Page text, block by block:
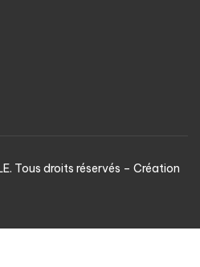
Tous droits réservés – Création